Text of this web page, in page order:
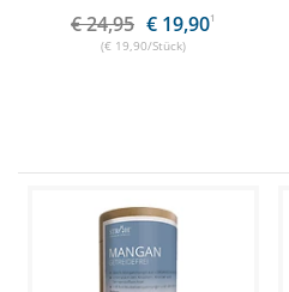
€ 24,95 € 19,901
(€ 19,90/Stück)